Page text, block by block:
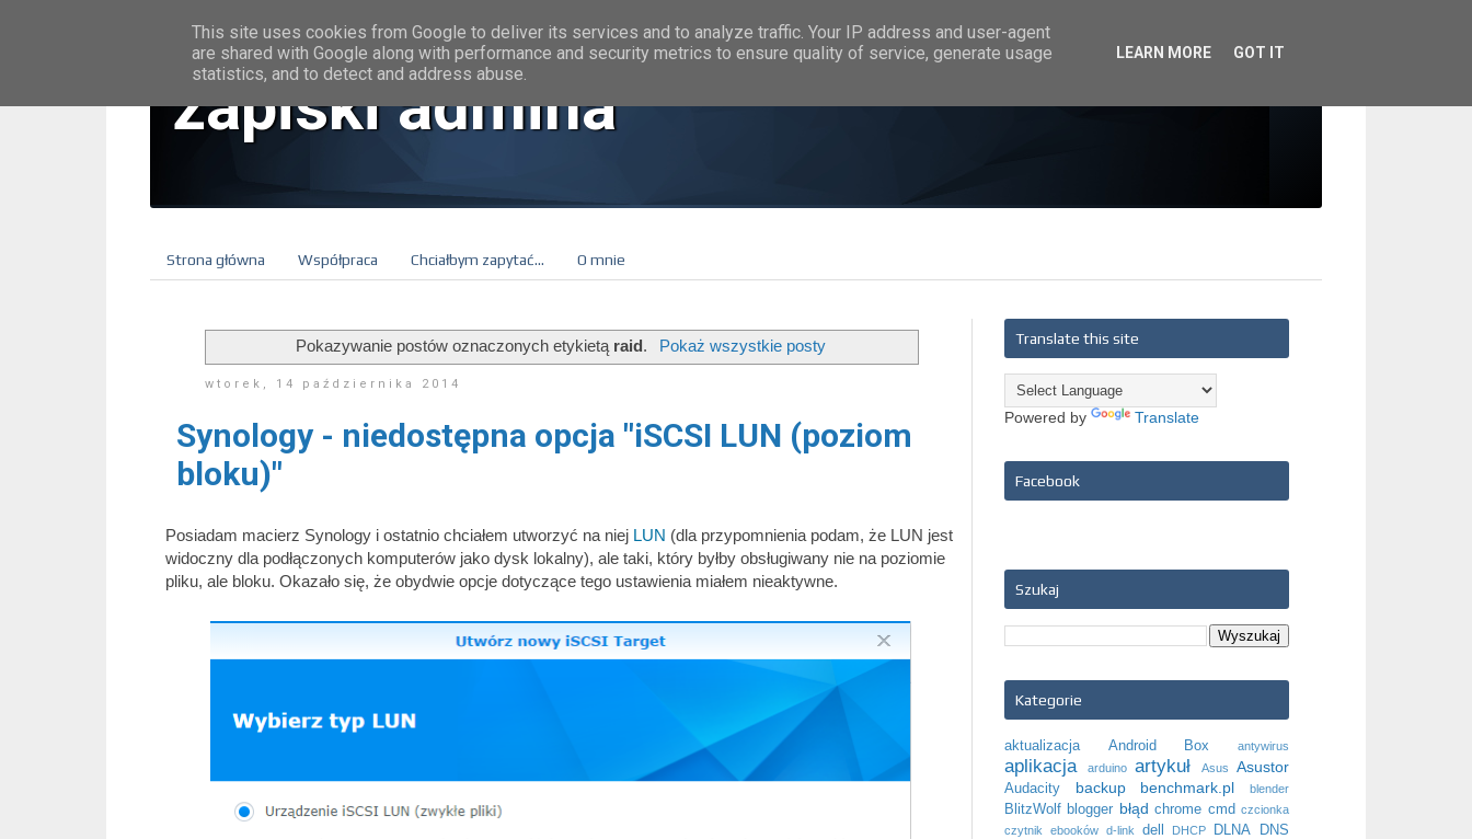
zapiski admina
Strona główna Współpraca Chciałbym zapytać... O mnie
Pokazywanie postów oznaczonych etykietą raid. Pokaż wszystkie posty
wtorek, 14 października 2014
Synology - niedostępna opcja "iSCSI LUN (poziom
bloku)"
Posiadam macierz Synology i ostatnio chciałem utworzyć na niej LUN (dla przypomnienia podam, że LUN jest
widoczny dla podłączonych komputerów jako dysk lokalny), ale taki, który byłby obsługiwany nie na poziomie
pliku, ale bloku. Okazało się, że obydwie opcje dotyczące tego ustawienia miałem nieaktywne.
Translate this site
Powered by Translate
Facebook
Szukaj
Kategorie
aktualizacja Android Box antywirus
aplikacja arduino artykuł Asus Asustor
Audacity backup benchmark.pl blender
BlitzWolf blogger błąd chrome cmd czcionka
czytnik ebooków d-link dell DHCP DLNA
DNS
This site uses cookies from Google to deliver its services and to analyze traffic. Your IP address and user-agent
are shared with Google along with performance and security metrics to ensure quality of service, generate usage
statistics, and to detect and address abuse.
LEARN MORE GOT IT